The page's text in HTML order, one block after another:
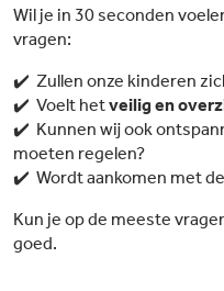
carte diner in het Serre
Limburgs vlaaitje in de Plaza of
Schatberg is voor elke smaak iets
Wil je in 30 seconden
vragen:
✔️ Zullen onze kinderen
✔️ Voelt hetveilig en
✔️ Kunnen wij ook
moeten regelen?
✔️ Wordt aankomen met
Kun je op de meeste
goed.